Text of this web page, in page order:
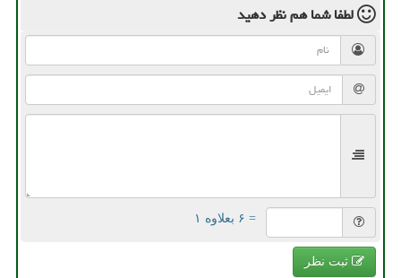
لطفا شما همنظر دهید
= ۶ بعلاوه ۱
ثبت نظر